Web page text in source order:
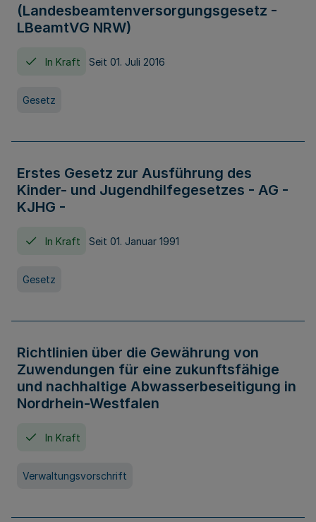
(Landesbeamtenversorgungsgesetz -
LBeamtVG NRW)
In Kraft Seit 01. Juli 2016
Gesetz
Erstes Gesetz zur Ausführung des
Kinder- und Jugendhilfegesetzes - AG -
KJHG -
In Kraft Seit 01. Januar 1991
Gesetz
Richtlinien über die Gewährung von
Zuwendungen für eine zukunftsfähige
und nachhaltige Abwasserbeseitigung in
Nordrhein-Westfalen
In Kraft
Verwaltungsvorschrift